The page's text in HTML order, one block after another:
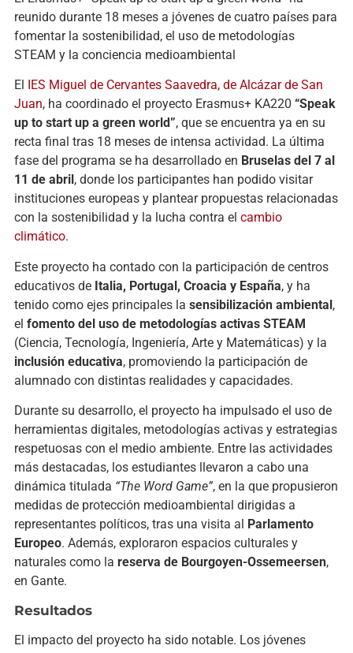
reunido durante 18 meses a jóvenes de cuatro países para
fomentar la sostenibilidad, el uso de metodologías
STEAM y la conciencia medioambiental
El
IES Miguel de Cervantes Saavedra, de Alcázar de San
Juan, ha coordinado el proyecto Erasmus+ KA220 “Speak
up to start up a green world”, que se encuentra ya en su
recta final tras 18 meses de intensa actividad. La última
fase del programa se ha desarrollado en Bruselas del 7 al
11 de abril , donde los participantes han podido visitar
instituciones europeas y plantear propuestas relacionadas
con la sostenibilidad y la lucha contra el cambio
climático.
Este proyecto ha contado con la participación de centros
educativos de Italia, Portugal, Croacia y España, y ha
tenido como ejes principales la sensibilización ambiental,
el fomento del uso de metodologías activas STEAM
(Ciencia, Tecnología, Ingeniería, Arte y Matemáticas) y la
inclusión educativa, promoviendo la participación de
alumnado con distintas realidades y capacidades.
Durante su desarrollo, el proyecto ha impulsado el uso de
herramientas digitales, metodologías activas y estrategias
respetuosas con el medio ambiente. Entre las actividades
más destacadas, los estudiantes llevaron a cabo una
dinámica titulada “The Word Game”, en la que propusieron
medidas de protección medioambiental dirigidas a
representantes políticos, tras una visita al Parlamento
Europeo. Además, exploraron espacios culturales y
naturales como la reserva de Bourgoyen-Ossemeersen,
en Gante.
Resultados
El impacto del proyecto ha sido notable. Los jóvenes